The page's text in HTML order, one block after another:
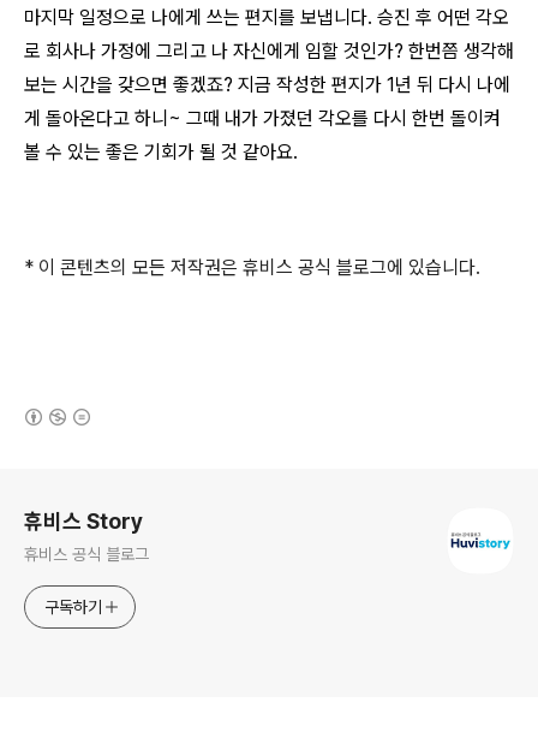
마지막 일정으로 나에게 쓰는 편지를 보냅니다. 승진 후 어떤 각오
로 회사나 가정에 그리고 나 자신에게 임할 것인가? 한번쯤 생각해
보는 시간을 갖으면 좋겠죠? 지금 작성한 편지가 1년 뒤 다시 나에
게 돌아온다고 하니~ 그때 내가 가졌던 각오를 다시 한번 돌이켜
볼 수 있는 좋은 기회가 될 것 같아요.
* 이 콘텐츠의 모든 저작권은 휴비스 공식 블로그에 있습니다.
휴비스 Story
휴비스 공식 블로그
구독하기